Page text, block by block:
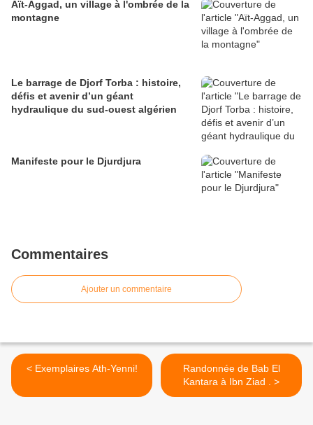
Aït-Aggad, un village à l'ombrée de la
montagne
Le barrage de Djorf Torba : histoire,
défis et avenir d’un géant
hydraulique du sud-ouest algérien
Manifeste pour le Djurdjura
Commentaires
Ajouter un commentaire
< Exemplaires Ath-Yenni!
Randonnée de Bab El
Kantara à Ibn Ziad . >